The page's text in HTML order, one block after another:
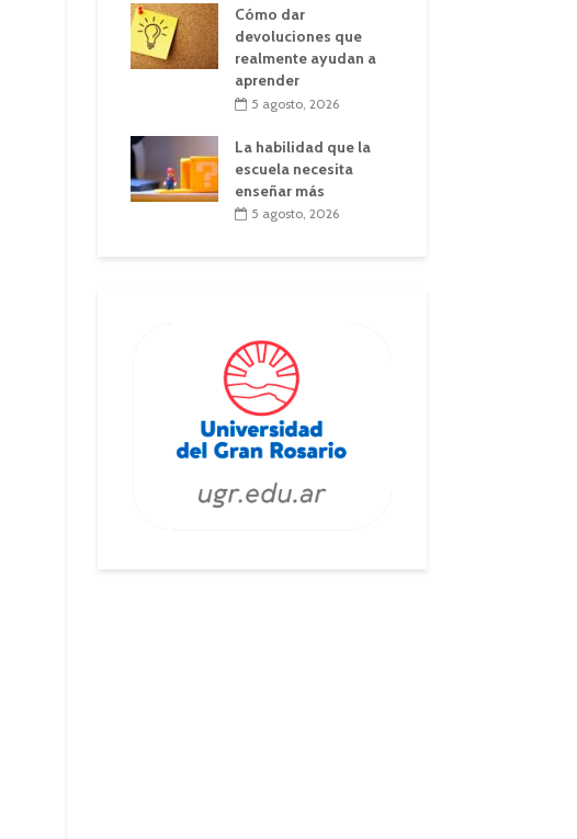
Cómo dar
devoluciones que
realmente ayudan a
aprender
5 agosto, 2026
La habilidad que la
escuela necesita
enseñar más
5 agosto, 2026